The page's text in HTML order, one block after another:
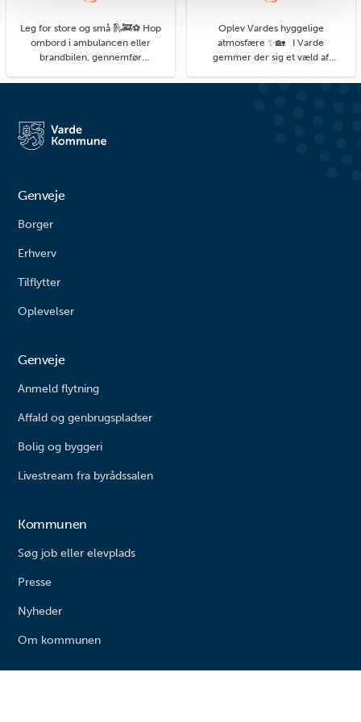
Leg for store og små 🛝🚒⚽ Hop
ombord i ambulancen eller
brandbilen, gennemfør
du kan. På legepladsen i
større børn. Her finder du alt fra
vipper og klatrestativ til
Oplev Vardes hyggelige
atmosfære ✨🏡 I Varde
gemmer der sig et væld af
detaljer, du kan få øje på, når du
Genveje
Borger
Erhverv
Tilflytter
Oplevelser
Genveje
Anmeld flytning
Affald og genbrugspladser
Bolig og byggeri
Livestream fra byrådssalen
Kommunen
Søg job eller elevplads
Presse
Nyheder
Om kommunen